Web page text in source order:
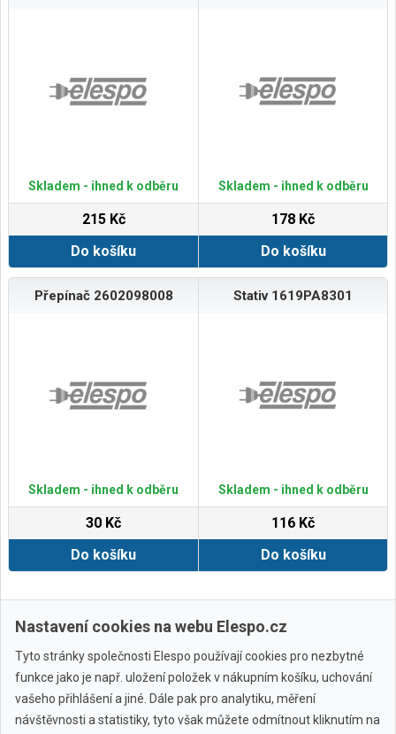
Skladem - ihned k odběru
215 Kč
Do košíku
Skladem - ihned k odběru
178 Kč
Do košíku
Přepínač 2602098008
Skladem - ihned k odběru
30 Kč
Do košíku
Stativ 1619PA8301
Skladem - ihned k odběru
116 Kč
Do košíku
Zobrazit další
Nastavení cookies na webu Elespo.cz
Tyto stránky společnosti Elespo používají cookies pro nezbytné
funkce jako je např. uložení položek v nákupním košíku, uchování
vašeho přihlášení a jiné. Dále pak pro analytiku, měření
návštěvnosti a statistiky, tyto však můžete odmítnout kliknutím na